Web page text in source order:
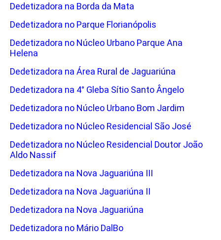
Dedetizadora na Borda da Mata
Dedetizadora no Parque Florianópolis
Dedetizadora no Núcleo Urbano Parque Ana
Helena
Dedetizadora na Área Rural de Jaguariúna
Dedetizadora na 4° Gleba Sítio Santo Ângelo
Dedetizadora no Núcleo Urbano Bom Jardim
Dedetizadora no Núcleo Residencial São José
Dedetizadora no Núcleo Residencial Doutor João
Aldo Nassif
Dedetizadora na Nova Jaguariúna III
Dedetizadora na Nova Jaguariúna II
Dedetizadora na Nova Jaguariúna
Dedetizadora no Mário DalBo